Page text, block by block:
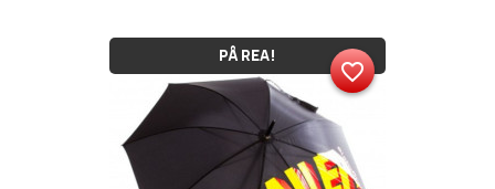
PÅ REA!
favorite_border